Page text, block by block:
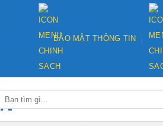
BẢO MẬT THÔNG TIN
kiếm: